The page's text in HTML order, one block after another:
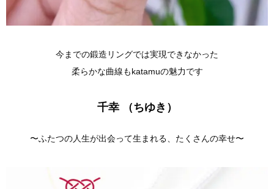
今までの鍛造リングでは実現できなかった
柔らかな曲線もkatamuの魅力です
千幸 （ちゆき）
〜ふたつの人生が出会って生まれる、たくさんの幸せ〜